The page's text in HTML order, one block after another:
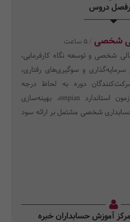
دروس
/ 5 ساعت
شخصی و توسعه نگاه کارفرمایی،
و سوگیری‌های رفتاری،
دوره به لحاظ درجه
ریسک‌پذیری بر اساس آزمون استاندارد empian، بهینه‌سازی
شخصی مشتمل بر ارائه سود
آموزش حسابداران خبره